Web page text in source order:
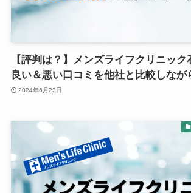
【評判は？】メンズライフクリニッ
良い＆悪い口コミを他社と比較しなが
2024年6月23日